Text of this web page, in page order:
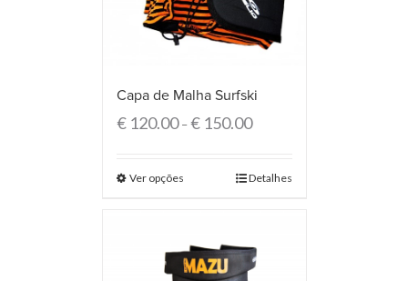
Capa de Malha Surfski
€120.00–€150.00
Ver opções Detalhes